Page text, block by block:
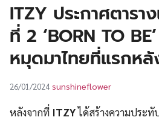
ITZY ประกาศตารา
ที่ 2 ‘BORN TO
หมุดมาไทยที่แรกหลั
26/01/2024 sunshineflower
หลังจากที่ ITZYได้สร้างความประ